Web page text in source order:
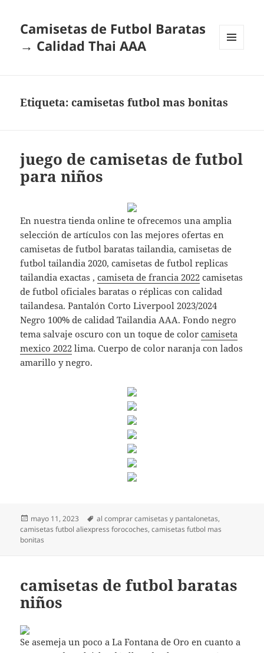
Camisetas de Futbol Baratas
→ Calidad Thai AAA
Etiqueta:camisetas futbol mas bonitas
juego de camisetas de futbol
para niños
En nuestra tienda online te ofrecemos una amplia
selección de artículos con las mejores ofertas en
camisetas de futbol baratas tailandia, camisetas de
futbol tailandia 2020, camisetas de futbol replicas
tailandia exactas ,camiseta de francia 2022 camisetas
de futbol oficiales baratas o réplicas con calidad
tailandesa. Pantalón Corto Liverpool 2023/2024
Negro 100% de calidad Tailandia AAA. Fondo negro
tema salvaje oscuro con un toque de colorcamiseta
mexico 2022 lima. Cuerpo de color naranja con lados
amarillo y negro.
Publicado
el
mayo 11, 2023 Etiquetas
al comprar camisetas y pantalonetas,
camisetas futbol aliexpress forocoches,camisetas futbol mas
bonitas
camisetas de futbol baratas
niños
Se asemeja un poco a La Fontana de Oro en cuanto a